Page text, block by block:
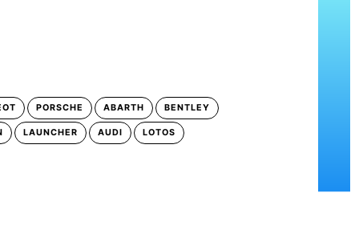
PORSCHE ABARTH BENTLEY
LAUNCHER AUDI LOTOS